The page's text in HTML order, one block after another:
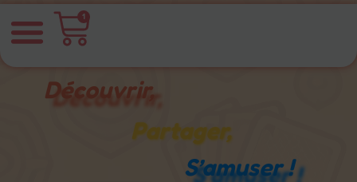
1
Découvrir,
Partager,
S’amuser !